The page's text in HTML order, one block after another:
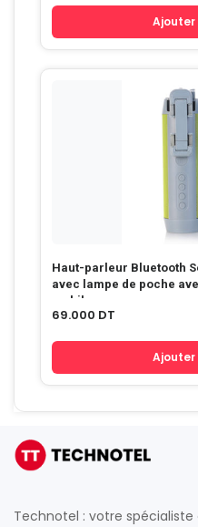
Haut-parleur Bluetooth
avec lampe de poche
mobile
69.000 DT
Technotel : votre